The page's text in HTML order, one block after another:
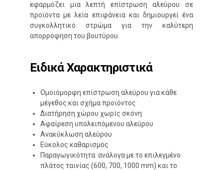
εφαρμόζει μια λεπτή επίστρωση αλεύρου σε
προϊόντα με λεία επιφάνεια και δημιουργεί ένα
συγκολλητικό στρώμα για την καλύτερη
απορρόφηση του βουτύρου.
Ειδικά Χαρακτηριστικά
Ομοιόμορφη επίστρωση αλεύρου για κάθε
μέγεθος και σχήμα προϊόντος
Διατήρηση χώρου χωρίς σκόνη
Αφαίρεση υπολειπόμενου αλεύρου
Ανακύκλωση αλεύρου
Εύκολος καθαρισμός
Παραγωγικότητα: ανάλογα με το επιλεγμένο
πλάτος ταινίας (600, 700, 1000 mm) και το